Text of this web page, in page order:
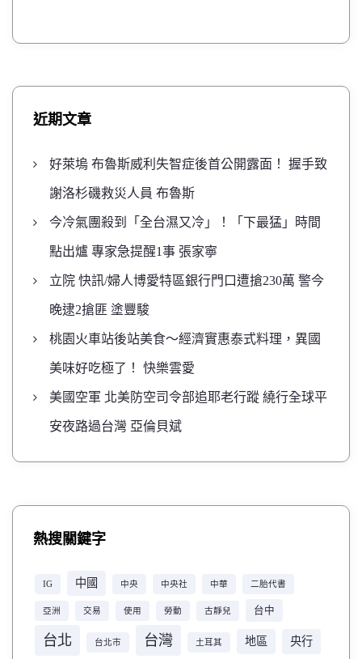
近期文章
好萊塢 布魯斯威利失智症後首公開露面！ 握手致
謝洛杉磯救災人員 布魯斯
今冷氣團殺到「全台濕又冷」！「下最猛」時間
點出爐 專家急提醒1事 張家寧
立院 快訊/婦人博愛特區銀行門口遭搶230萬 警今
晚逮2搶匪 塗豐駿
桃園火車站後站美食～經濟實惠泰式料理，異國
美味好吃極了！ 快樂雲愛
美國空軍 北美防空司令部追耶老行蹤 繞行全球平
安夜路過台灣 亞倫貝斌
熱搜關鍵字
IG 中國 中央 中央社 中華 二胎代書
亞洲 交易 使用 勞動 古靜兒 台中
台北 台北市 台灣 土耳其 地區 央行